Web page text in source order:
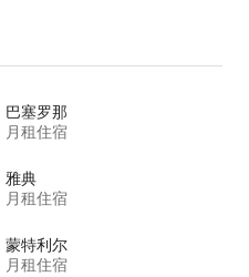
巴塞罗那
月租住宿
雅典
月租住宿
蒙特利尔
月租住宿